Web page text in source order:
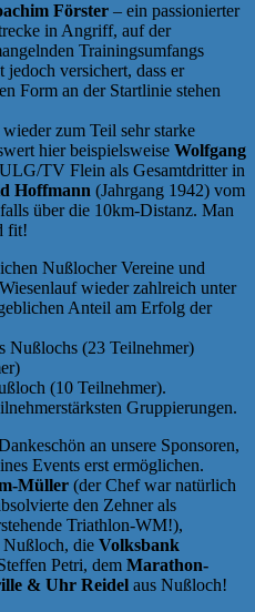
Förster – ein passionierter
in Angriff, auf der
Trainingsumfangs
jedoch versichert, dass er
Form an der Startlinie stehen
zum Teil sehr starke
hier beispielsweise Wolfgang
TV Flein als Gesamtdritter in
Hoffmann (Jahrgang 1942) vom
über die 10km-Distanz. Man
fit!
Nußlocher Vereine und
wieder zahlreich unter
Anteil am Erfolg der
Nußlochs (23 Teilnehmer)
(10 Teilnehmer).
Gruppierungen.
an unsere Sponsoren,
Events erst ermöglichen.
Müller (der Chef war natürlich
den Zehner als
Triathlon-WM!),
die Volksbank
Petri, dem Marathon-
& Uhr Reidel aus Nußloch!